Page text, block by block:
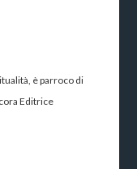
è parroco di
Editrice